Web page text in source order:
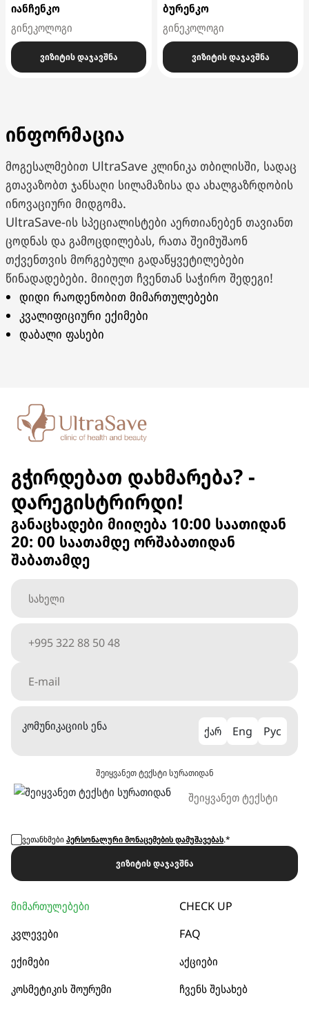
იანჩენკო
გინეკოლოგი
ვიზიტის დაჯავშნა
ბურენკო
გინეკოლოგი
ვიზიტის დაჯავშნა
ინფორმაცია
მოგესალმებით UltraSave კლინიკა თბილისში, სადაც
გთავაზობთ ჯანსაღი სილამაზისა და ახალგაზრდობის
ინოვაციური მიდგომა.
UltraSave-ის სპეციალისტები აერთიანებენ თავიანთ
ცოდნას და გამოცდილებას, რათა შეიმუშაონ
თქვენთვის მორგებული გადაწყვეტილებები
წინადადებები. მიიღეთ ჩვენთან საჭირო შედეგი!
დიდი რაოდენობით მიმართულებები
კვალიფიციური ექიმები
დაბალი ფასები
გჭირდებათ დახმარება? -
დარეგისტრირდი!
განაცხადები მიიღება 10:00 საათიდან
20: 00 საათამდე ორშაბათიდან
შაბათამდე
კომუნიკაციის ენა ქარ Eng Рус
შეიყვანეთ ტექსტი სურათიდან
ვეთანხმებიპერსონალური მონაცემების დამუშავებას.*
ვიზიტის დაჯავშნა
მიმართულებები
CHECK UP
კვლევები
FAQ
ექიმები
აქციები
კოსმეტიკის შოურუმი
ჩვენს შესახებ